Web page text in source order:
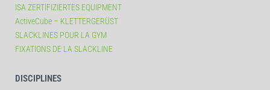
ISA ZERTIFIZIERTES EQUIPMENT
ActiveCube – KLETTERGERÜST
SLACKLINES POUR LA GYM
FIXATIONS DE LA SLACKLINE
DISCIPLINES